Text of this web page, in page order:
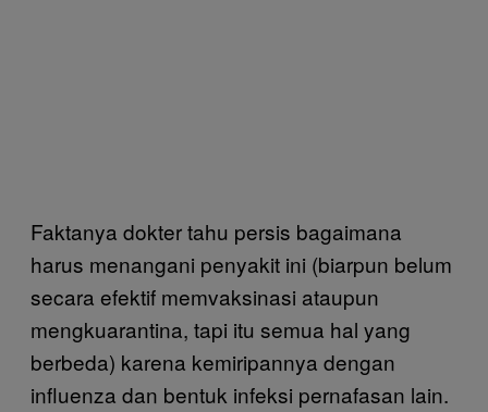
Faktanya dokter tahu persis bagaimana
harus menangani penyakit ini (biarpun belum
secara efektif memvaksinasi ataupun
mengkuarantina, tapi itu semua hal yang
berbeda) karena kemiripannya dengan
influenza dan bentuk infeksi pernafasan lain.